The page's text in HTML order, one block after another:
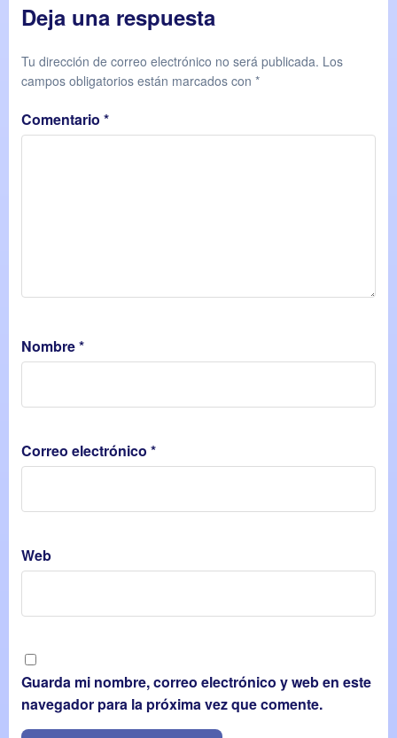
Deja una respuesta
Tu dirección de correo electrónico no será publicada. Los
campos obligatorios están marcados con *
Comentario *
Nombre*
Correo electrónico *
Web
Guarda mi nombre, correo electrónico y web en este
navegador para la próxima vez que comente.